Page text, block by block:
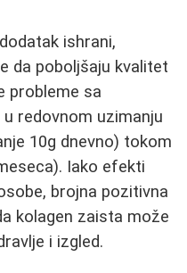
ishrani,
da poboljšaju kvalitet
probleme sa
redovnom uzimanju
10g dnevno) tokom
Iako efekti
brojna pozitivna
kolagen zaista može
i izgled.